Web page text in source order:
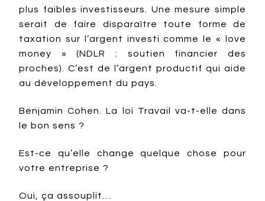
plus faibles investisseurs. Une mesure simple
serait de faire disparaître toute forme de
taxation sur l’argent investi comme le « love
money » (NDLR : soutien financier des
proches). C’est de l’argent productif qui aide
au développement du pays.
Benjamin Cohen. La loi Travail va-t-elle dans
le bon sens ?
Est-ce qu’elle change quelque chose pour
votre entreprise ?
Oui, ça assouplit…